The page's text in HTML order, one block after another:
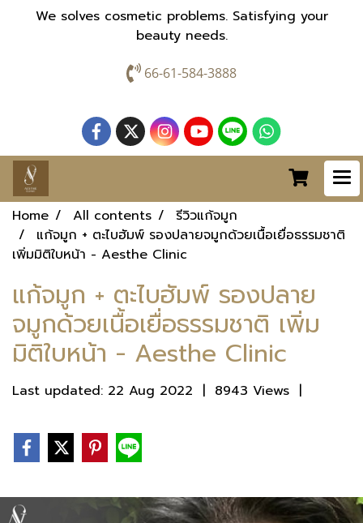
We solves cosmetic problems. Satisfying your
beauty needs.
66-61-584-3888
Home All contents
รีวิวแก้จมูก
แก้จมูก + ตะไบฮัมพ์ รองปลายจมูกด้วยเนื้อเยื่อธรรมชาติ
เพิ่มมิติใบหน้า - Aesthe Clinic
แก้จมูก + ตะไบฮัมพ์ รองปลาย
จมูกด้วยเนื้อเยื่อธรรมชาติ เพิ่ม
มิติใบหน้า - Aesthe Clinic
Last updated: 22 Aug 2022 | 8943 Views |